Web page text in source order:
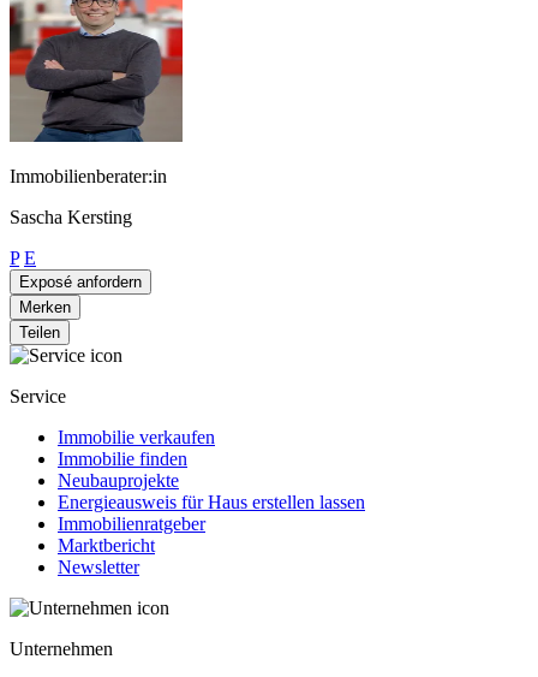
Immobilienberater:in
Sascha Kersting
P E
Exposé anfordern
Merken
Teilen
Service
Immobilie verkaufen
Immobilie finden
Neubauprojekte
Energieausweis für Haus erstellen lassen
Immobilienratgeber
Marktbericht
Newsletter
Unternehmen